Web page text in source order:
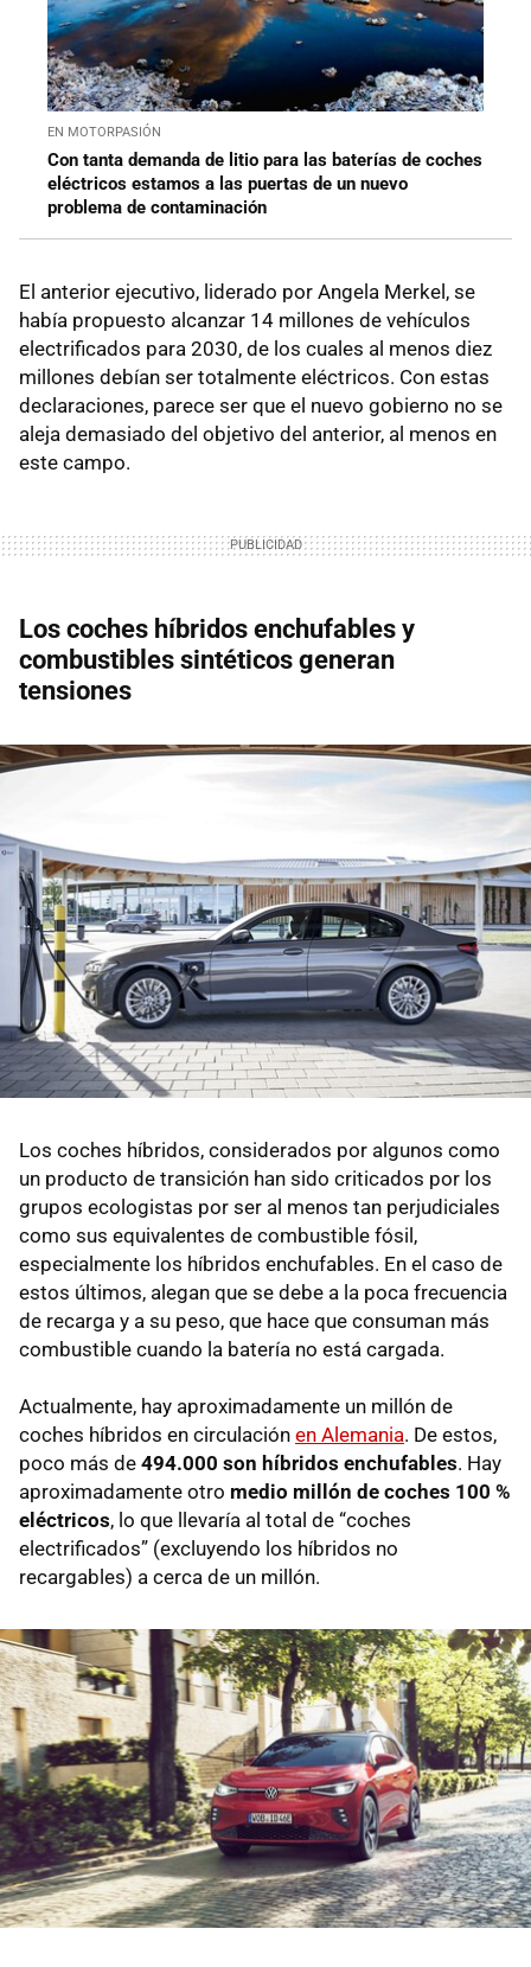
EN MOTORPASIÓN
Con tanta demanda de litio para las baterías de coches
eléctricos estamos a las puertas de un nuevo
problema de contaminación
El anterior ejecutivo, liderado por Angela Merkel, se
había propuesto alcanzar 14 millones de vehículos
electrificados para 2030, de los cuales al menos diez
millones debían ser totalmente eléctricos. Con estas
declaraciones, parece ser que el nuevo gobierno no se
aleja demasiado del objetivo del anterior, al menos en
este campo.
Los coches híbridos enchufables y
combustibles sintéticos generan
tensiones
Los coches híbridos, considerados por algunos como
un producto de transición han sido criticados por los
grupos ecologistas por ser al menos tan perjudiciales
como sus equivalentes de combustible fósil,
especialmente los híbridos enchufables. En el caso de
estos últimos, alegan que se debe a la poca frecuencia
de recarga y a su peso, que hace que consuman más
combustible cuando la batería no está cargada.
Actualmente, hay aproximadamente un millón de
coches híbridos en circulación en Alemania. De estos,
poco más de 494.000 son híbridos enchufables. Hay
aproximadamente otro medio millón de coches 100 %
eléctricos, lo que llevaría al total de “coches
electrificados” (excluyendo los híbridos no
recargables) a cerca de un millón.